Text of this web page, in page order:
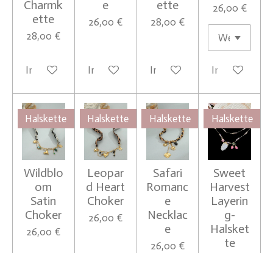
Charmk
ette
28,00 €
In den Warenkorb
e
26,00 €
In den Warenkorb
ette
28,00 €
In den Warenkorb
26,00 €
In den
Halskette
Wildblo
om
Satin
Choker
26,00 €
Halskette
Leopar
d Heart
Choker
26,00 €
Halskette
Safari
Romanc
e
Necklac
e
26,00 €
Halskette
Sweet
Harvest
Layerin
g-
Halsket
te